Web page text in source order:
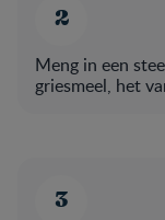
Meng in een
griesmeel, het